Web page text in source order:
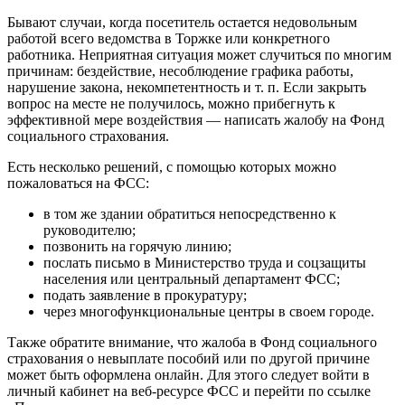
Бывают случаи, когда посетитель остается недовольным
работой всего ведомства в Торжке или конкретного
работника. Неприятная ситуация может случиться по многим
причинам: бездействие, несоблюдение графика работы,
нарушение закона, некомпетентность и т. п. Если закрыть
вопрос на месте не получилось, можно прибегнуть к
эффективной мере воздействия — написать жалобу на Фонд
социального страхования.
Есть несколько решений, с помощью которых можно
пожаловаться на ФСС:
в том же здании обратиться непосредственно к
руководителю;
позвонить на горячую линию;
послать письмо в Министерство труда и соцзащиты
населения или центральный департамент ФСС;
подать заявление в прокуратуру;
через многофункциональные центры в своем городе.
Также обратите внимание, что жалоба в Фонд социального
страхования о невыплате пособий или по другой причине
может быть оформлена онлайн. Для этого следует войти в
личный кабинет на веб-ресурсе ФСС и перейти по ссылке